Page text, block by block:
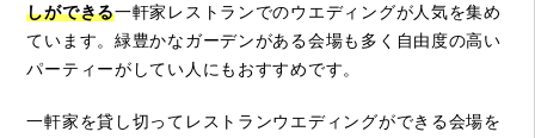
しができる一軒家レストランでのウエディングが人気を集め
ています。緑豊かなガーデンがある会場も多く自由度の高い
パーティーがしてい人にもおすすめです。
一軒家を貸し切ってレストランウエディングができる会場を